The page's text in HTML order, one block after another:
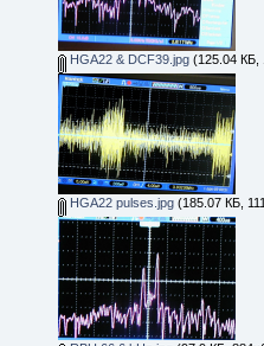
HGA22 & DCF39.jpg(125.04 КБ,
HGA22 pulses.jpg(185.07 КБ,